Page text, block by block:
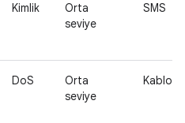
Kimlik
Orta
seviye
SMS
DoS
Orta
seviye